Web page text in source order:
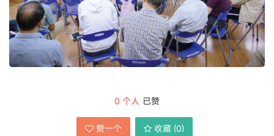
0 个人 已赞
赞一个 收藏 (0)